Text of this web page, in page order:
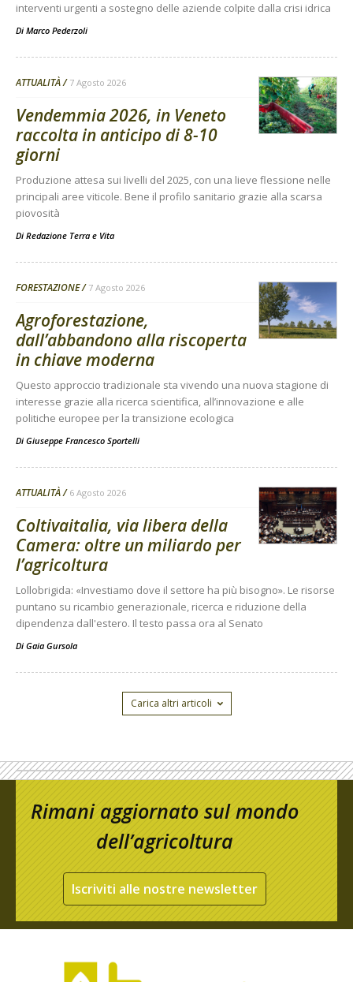
interventi urgenti a sostegno delle aziende colpite dalla crisi idrica
Di Marco Pederzoli
ATTUALITÀ 7 Agosto 2026
Vendemmia 2026, in Veneto
raccolta in anticipo di 8-10
giorni
Produzione attesa sui livelli del 2025, con una lieve flessione nelle
principali aree viticole. Bene il profilo sanitario grazie alla scarsa
piovosità
Di Redazione Terra e Vita
FORESTAZIONE 7 Agosto 2026
Agroforestazione,
dall’abbandono alla riscoperta
in chiave moderna
Questo approccio tradizionale sta vivendo una nuova stagione di
interesse grazie alla ricerca scientifica, all’innovazione e alle
politiche europee per la transizione ecologica
Di Giuseppe Francesco Sportelli
ATTUALITÀ 6 Agosto 2026
Coltivaitalia, via libera della
Camera: oltre un miliardo per
l’agricoltura
Lollobrigida: «Investiamo dove il settore ha più bisogno». Le risorse
puntano su ricambio generazionale, ricerca e riduzione della
dipendenza dall'estero. Il testo passa ora al Senato
Di Gaia Gursola
Carica altri articoli
Rimani aggiornato sul mondo
dell’agricoltura
Iscriviti alle nostre newsletter